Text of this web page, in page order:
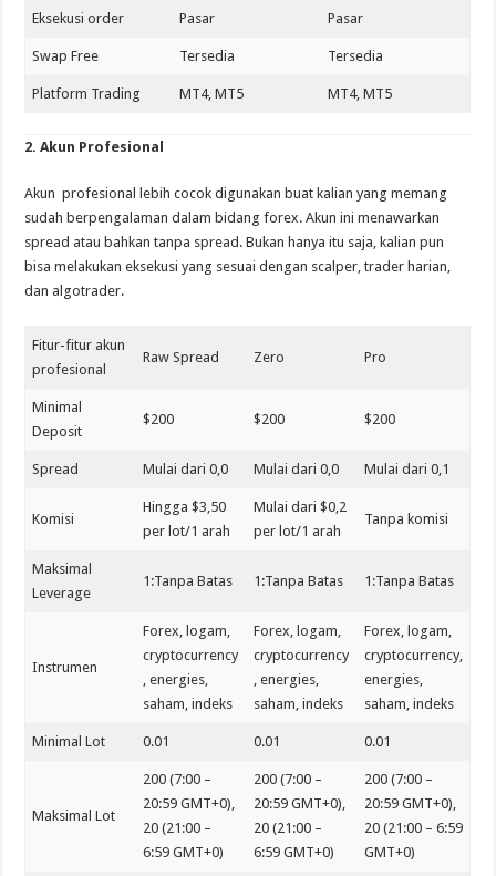
Eksekusi order Pasar Pasar
Swap Free Tersedia Tersedia
Platform Trading MT4, MT5 MT4, MT5
2. Akun Profesional
Akun profesional lebih cocok digunakan buat kalian yang memang
sudah berpengalaman dalam bidang forex. Akun ini menawarkan
spread atau bahkan tanpa spread. Bukan hanya itu saja, kalian pun
bisa melakukan eksekusi yang sesuai dengan scalper, trader harian,
dan algotrader.
Fitur-fitur akun
profesional
Raw Spread Zero Pro
Minimal
Deposit
$200 $200 $200
Spread Mulai dari 0,0 Mulai dari 0,0 Mulai dari 0,1
Komisi
Hingga $3,50
per lot/1 arah
Mulai dari $0,2
per lot/1 arah
Tanpa komisi
Maksimal
Leverage
1:Tanpa Batas 1:Tanpa Batas 1:Tanpa Batas
Instrumen
Forex, logam,
cryptocurrency
, energies,
saham, indeks
Forex, logam,
cryptocurrency
, energies,
saham, indeks
Forex, logam,
cryptocurrency,
energies,
saham, indeks
Minimal Lot 0.01 0.01 0.01
Maksimal Lot
200 (7:00 –
20:59 GMT+0),
20 (21:00 –
6:59 GMT+0)
200 (7:00 –
20:59 GMT+0),
20 (21:00 –
6:59 GMT+0)
200 (7:00 –
20:59 GMT+0),
20 (21:00 – 6:59
GMT+0)